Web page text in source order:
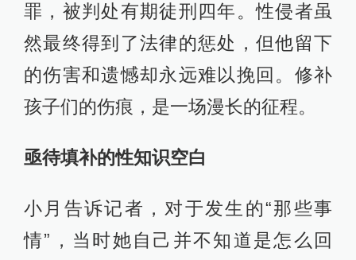
罪，被判处有期徒刑四年。性侵者虽
然最终得到了法律的惩处，但他留下
的伤害和遗憾却永远难以挽回。修补
孩子们的伤痕，是一场漫长的征程。
亟待填补的性知识空白
小月告诉记者，对于发生的“那些事
情”，当时她自己并不知道是怎么回